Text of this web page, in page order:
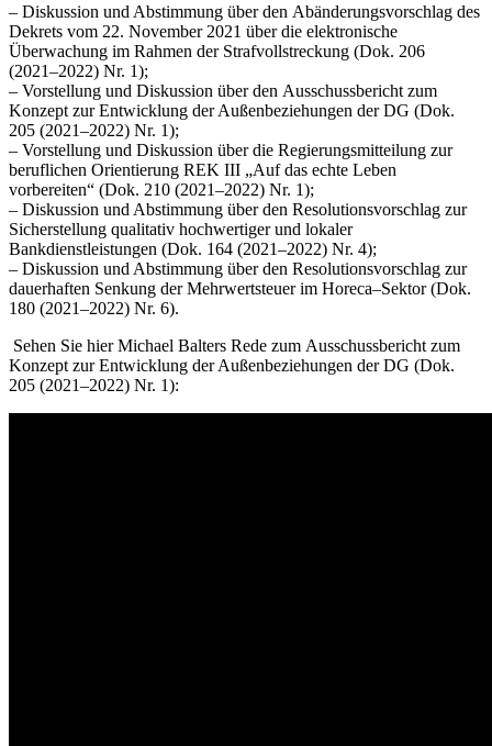
– Diskussion und Abstimmung über den Abänderungsvorschlag des
Dekrets vom 22. November 2021 über die elektronische
Überwachung im Rahmen der Strafvollstreckung (Dok. 206
(2021–2022) Nr. 1);
– Vorstellung und Diskussion über den Ausschussbericht zum
Konzept zur Entwicklung der Außenbeziehungen der DG (Dok.
205 (2021–2022) Nr. 1);
– Vorstellung und Diskussion über die Regierungsmitteilung zur
beruflichen Orientierung REK III „Auf das echte Leben
vorbereiten“ (Dok. 210 (2021–2022) Nr. 1);
– Diskussion und Abstimmung über den Resolutionsvorschlag zur
Sicherstellung qualitativ hochwertiger und lokaler
Bankdienstleistungen (Dok. 164 (2021–2022) Nr. 4);
– Diskussion und Abstimmung über den Resolutionsvorschlag zur
dauerhaften Senkung der Mehrwertsteuer im Horeca–Sektor(Dok.
180 (2021–2022) Nr. 6).
Sehen Sie hier Michael Balters Rede zum Ausschussbericht zum
Konzept zur Entwicklung der Außenbeziehungen der DG (Dok.
205 (2021–2022) Nr. 1):